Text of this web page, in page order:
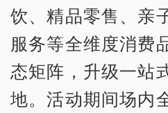
饮、精品零售、亲
服务等全维度消费
态矩阵，升级一站
地。活动期间场内